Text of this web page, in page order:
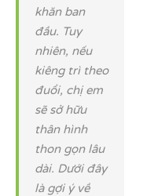
khăn ban
đầu. Tuy
nhiên, nếu
kiêng trì theo
đuổi, chị em
sẽ sở hữu
thân hình
thon gọn lâu
dài. Dưới đây
là gợi ý về